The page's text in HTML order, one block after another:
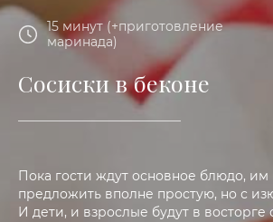
15 минут (+приготовление
маринада)
Сосиски в беконе
Пока гости ждут основное блюдо,
предложить вполне простую, но с
И дети, и взрослые будут в восторге